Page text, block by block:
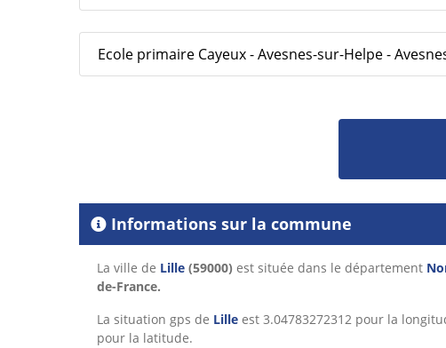
Ecole primaire Cayeux - Avesnes-sur-Helpe -
Informations sur la commune
La ville de Lille (59000) est située dans le département
de-France.
La situation gps de Lille est 3.04783272312 pour la
pour la latitude.